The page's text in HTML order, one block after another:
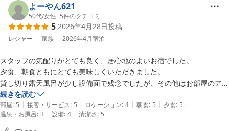
味覚のお宿　山田屋　従業員一同
味覚のお宿 山田屋
2026-07-20
よーやん621
50代/女性 | 5件のクチコミ
5 2026年4月28日投稿
レジャー 家族 2026年4月宿泊
スタッフの気配りがとても良く、居心地のよいお宿でした。
夕食、朝食ともにとても美味しくいただきました。
貸し切り露天風呂が少し設備面で残念でしたが、その他はお部屋のアメ
ニティや布団やベッド、枕まで、クオリティの高いものが揃っていまし
た。
続きを読む
部屋: 5 | 接客・サービス: 5 | ロケーション: 4 | 朝食: 5 | 夕食: 5 |
温泉・お風呂: 3 | 設備: 4 | 清潔さ: 5